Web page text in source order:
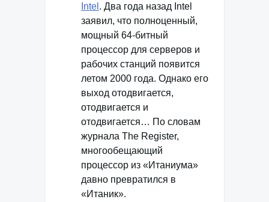
Intel . Два года назад Intel
заявил, что полноценный,
мощный 64-битный
процессор для серверов и
рабочих станций появится
летом 2000 года. Однако его
выход отодвигается,
отодвигается и
отодвигается… По словам
журнала The Register,
многообещающий
процессор из «Итаниума»
давно превратился в
«Итаник».